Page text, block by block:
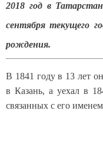
2018 год в
сентября текущего
рождения.
В 1841 году в 13 лет
в Казань, а уехал в
связанных с его